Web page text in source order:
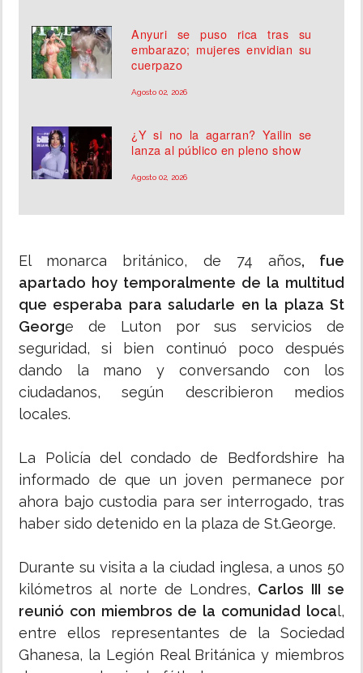
Anyuri se puso rica tras su
embarazo; mujeres envidian su
cuerpazo
Agosto 02, 2026
¿Y si no la agarran? Yailin se
lanza al público en pleno show
Agosto 02, 2026
El monarca británico, de 74 años, fue
apartado hoy temporalmente de la multitud
que esperaba para saludarle en la plaza St
George de Luton por sus servicios de
seguridad, si bien continuó poco después
dando la mano y conversando con los
ciudadanos, según describieron medios
locales.
La Policía del condado de Bedfordshire ha
informado de que un joven permanece por
ahora bajo custodia para ser interrogado, tras
haber sido detenido en la plaza de St.George.
Durante su visita a la ciudad inglesa, a unos 50
kilómetros al norte de Londres, Carlos III se
reunió con miembros de la comunidad local,
entre ellos representantes de la Sociedad
Ghanesa, la Legión Real Británica y miembros